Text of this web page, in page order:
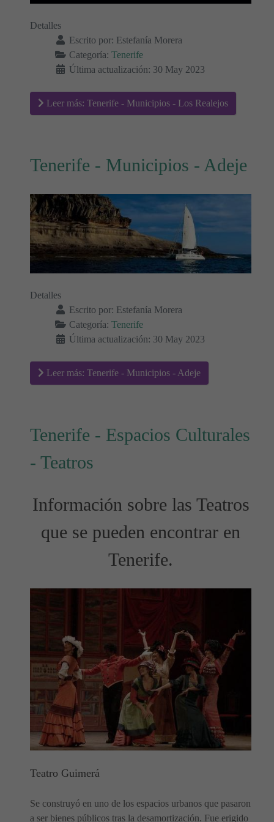
Detalles
Escrito por: Estefanía Morera
Categoría: Tenerife
Última actualización: 30 May 2023
Leer más: Tenerife - Municipios - Los Realejos
Tenerife - Municipios - Adeje
Detalles
Escrito por: Estefanía Morera
Categoría: Tenerife
Última actualización: 30 May 2023
Leer más: Tenerife - Municipios - Adeje
Tenerife - Espacios Culturales
- Teatros
Información sobre las Teatros
que se pueden encontrar en
Tenerife.
Teatro Guimerá
Se construyó en uno de los espacios urbanos que pasaron
a ser bienes públicos tras la desamortización. Fue erigido